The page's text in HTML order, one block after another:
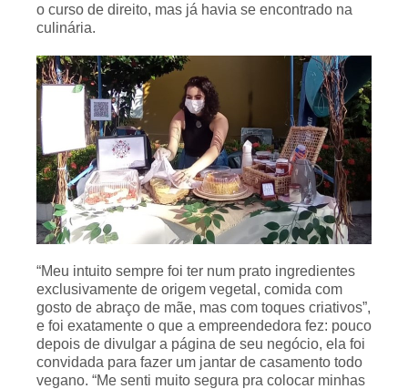
o curso de direito, mas já havia se encontrado na
culinária.
“Meu intuito sempre foi ter num prato ingredientes
exclusivamente de origem vegetal, comida com
gosto de abraço de mãe, mas com toques criativos”,
e foi exatamente o que a empreendedora fez: pouco
depois de divulgar a página de seu negócio, ela foi
convidada para fazer um jantar de casamento todo
vegano. “Me senti muito segura pra colocar minhas